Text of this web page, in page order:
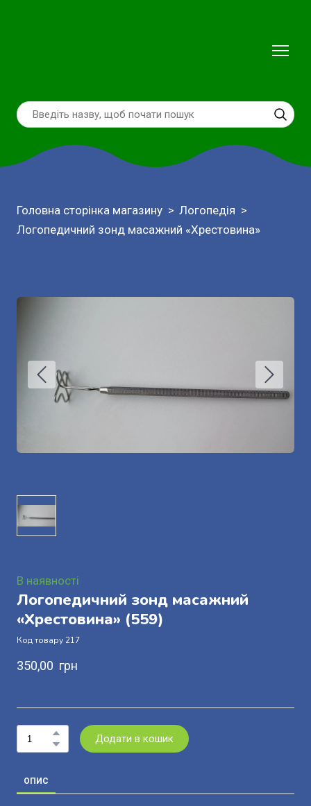
Головна сторінка магазину
Логопедія
Логопедичний зонд масажний «Хрестовина»
В наявності
Логопедичний зонд масажний
«Хрестовина» (559)
Код товару 217
350,00  грн
Додати в кошик
ОПИС